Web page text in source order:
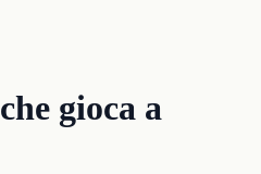
che gioca a